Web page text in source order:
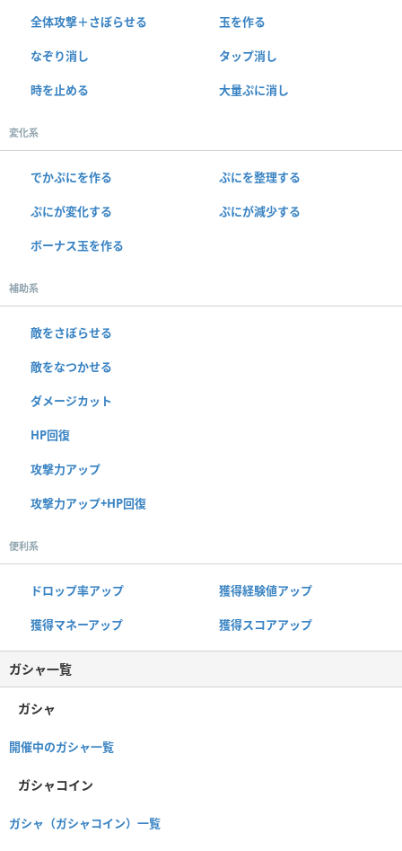
全体攻撃＋さぼらせる 玉を作る
なぞり消し タップ消し
時を止める 大量ぷに消し
変化系
でかぷにを作る ぷにを整理する
ぷにが変化する ぷにが減少する
ボーナス玉を作る
補助系
敵をさぼらせる
敵をなつかせる
ダメージカット
HP回復
攻撃力アップ
攻撃力アップ+HP回復
便利系
ドロップ率アップ 獲得経験値アップ
獲得マネーアップ 獲得スコアアップ
ガシャ一覧
ガシャ
開催中のガシャ一覧
ガシャコイン
ガシャ（ガシャコイン）一覧